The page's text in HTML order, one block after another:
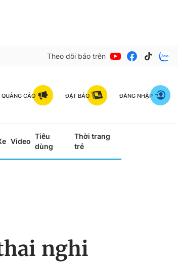
Theo dõi báo trên
QUẢNG CÁO ĐẶT BÁO ĐĂNG NHẬP
Video
Tiêu
dùng
Thời trang
trẻ
nghi